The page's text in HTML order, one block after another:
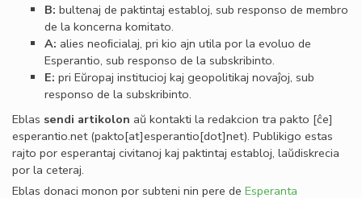
B: bultenaj de paktintaj establoj, sub responso de membro
de la koncerna komitato.
A: alies neoﬁcialaj, pri kio ajn utila por la evoluo de
Esperantio, sub responso de la subskribinto.
E: pri Eŭropaj institucioj kaj geopolitikaj novaĵoj, sub
responso de la subskribinto.
Eblas sendi artikolon aŭ kontakti la redakcion tra pakto [ĉe]
esperantio.net(pakto[at]esperantio[dot]net). Publikigo estas
rajto por esperantaj civitanoj kaj paktintaj establoj, laŭdiskrecia
por la ceteraj.
Eblas donaci monon por subteni nin pere de Esperanta